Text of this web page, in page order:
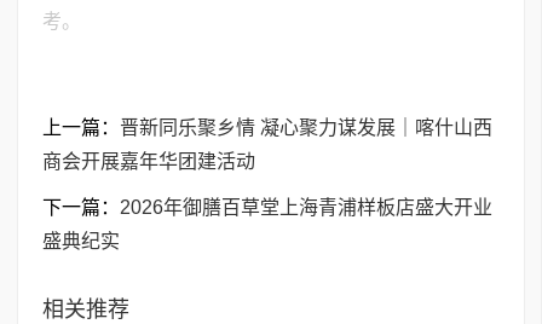
考。
上一篇： 晋新同乐聚乡情 凝心聚力谋发展｜喀什山西
商会开展嘉年华团建活动
下一篇： 2026年御膳百草堂上海青浦样板店盛大开业
盛典纪实
相关推荐